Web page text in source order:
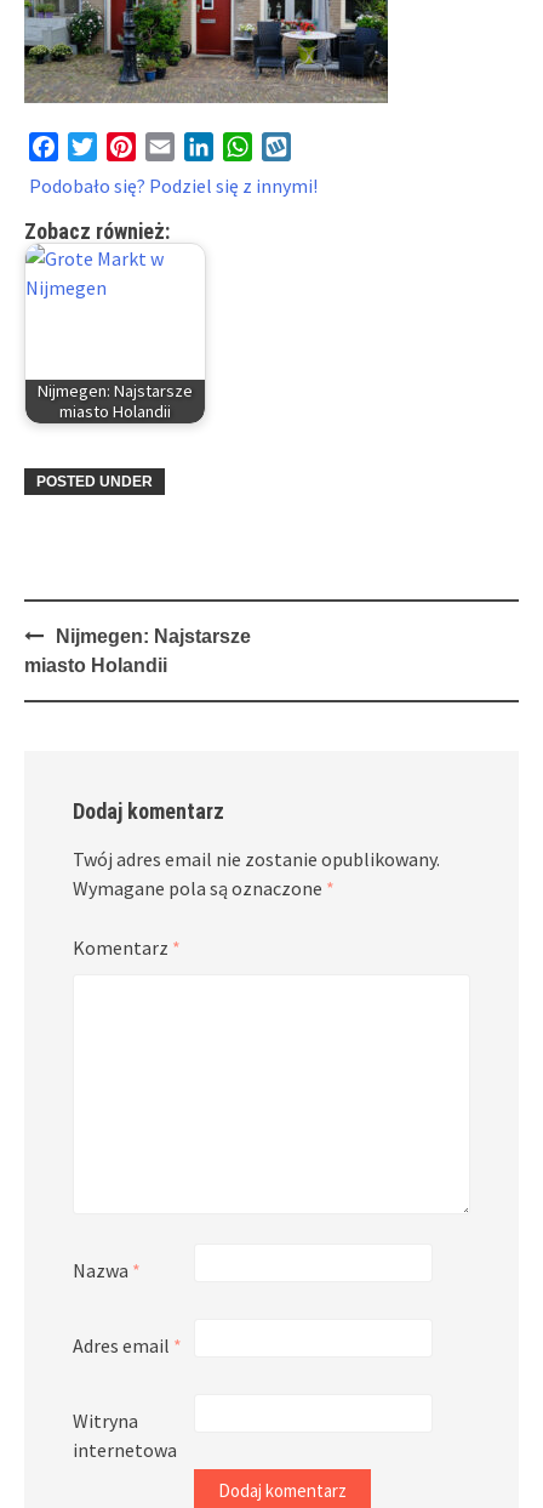
FacebookTwitterPinterest
Email LinkedInWhatsApp
Podobało się? Podziel się z innymi!
Zobacz również:
Nijmegen: Najstarsze
miasto Holandii
POSTED UNDER
Post
navigation
Nijmegen: Najstarsze
miasto Holandii
Dodaj komentarz
Twój adres email nie zostanie opublikowany.
Wymagane pola są oznaczone *
Komentarz *
Nazwa *
Adres email *
Witryna
internetowa